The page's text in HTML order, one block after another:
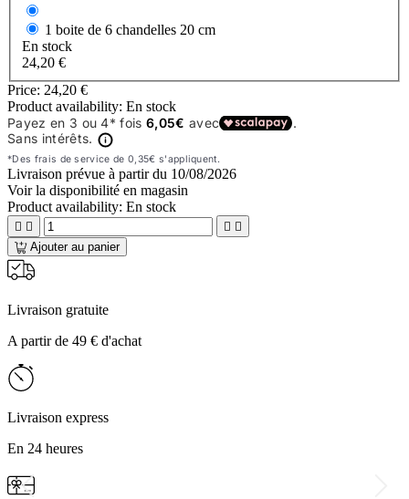
1 boite de 6 chandelles 20 cm
En stock
24,20 €
Price: 24,20 €
Product availability: En stock
Livraison prévue à partir du 10/08/2026
Voir la disponibilité en magasin
Product availability: En stock
   
Ajouter au panier
Livraison gratuite
A partir de 49 € d'achat
Livraison express
En 24 heures